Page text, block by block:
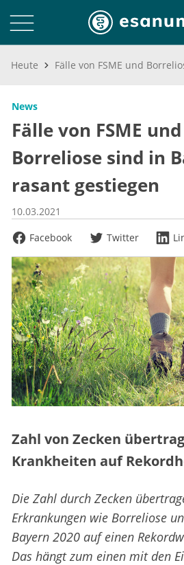
Heute
News
Fälle von FSME und
Borreliose sind in
rasant gestiegen
10.03.2021
Facebook
Twitter
Zahl von Zecken
Krankheiten auf
Die Zahl durch Zecken
Erkrankungen wie Borreliose
Bayern 2020 auf einen
Das hängt zum einen mit den